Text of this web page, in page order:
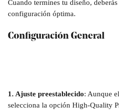
Cuando termines tu diseño,
configuración óptima.
Configuración General
1. Ajuste preestablecido: Aunque
selecciona la opción High-Quality